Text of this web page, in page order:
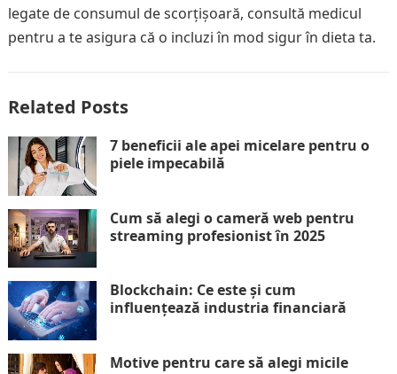
legate de consumul de scorțișoară, consultă medicul
pentru a te asigura că o incluzi în mod sigur în dieta ta.
Related Posts
7 beneficii ale apei micelare pentru o
piele impecabilă
Cum să alegi o cameră web pentru
streaming profesionist în 2025
Blockchain: Ce este și cum
influențează industria financiară
Motive pentru care să alegi micile